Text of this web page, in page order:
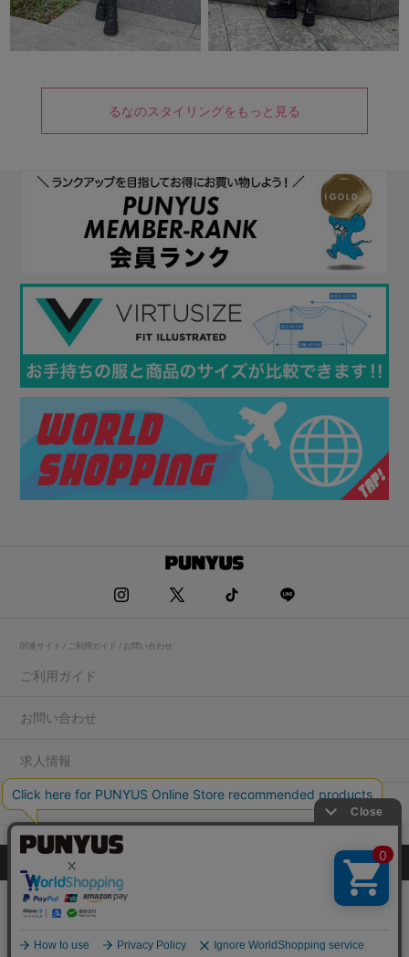
るなのスタイリングをもっと見る
関連サイト / ご利用ガイド / お問い合わせ
ご利用ガイド
お問い合わせ
求人情報
店舗一覧
プライバシーポリシー